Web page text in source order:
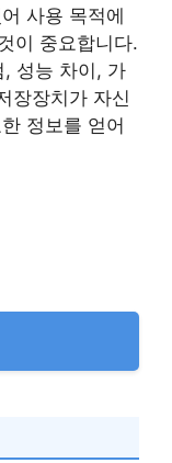
사용 목적에
이 중요합니다.
, 성능 차이, 가
장장치가 자신
정보를 얻어